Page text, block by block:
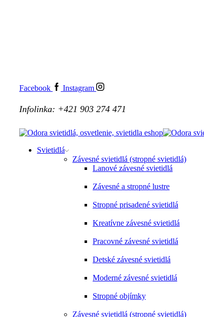
Facebook Instagram
Infolinka: +421 903 274 471
Svietidlá
Závesné svietidlá (stropné svietidlá)
Lanové závesné svietidlá
Závesné a stropné lustre
Stropné prisadené svietidlá
Kreatívne závesné svietidlá
Pracovné závesné svietidlá
Detské závesné svietidlá
Moderné závesné svietidlá
Stropné objímky
Závesné svietidlá (stropné svietidlá)